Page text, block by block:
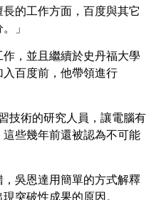
的工作方面，百度與其它
」
，並且繼續於史丹福大學
百度前，他帶領進行
技術的研究人員，讓電腦有
些幾年前還被認為不可能
吳恩達用簡單的方式解釋
突破性成果的原因。